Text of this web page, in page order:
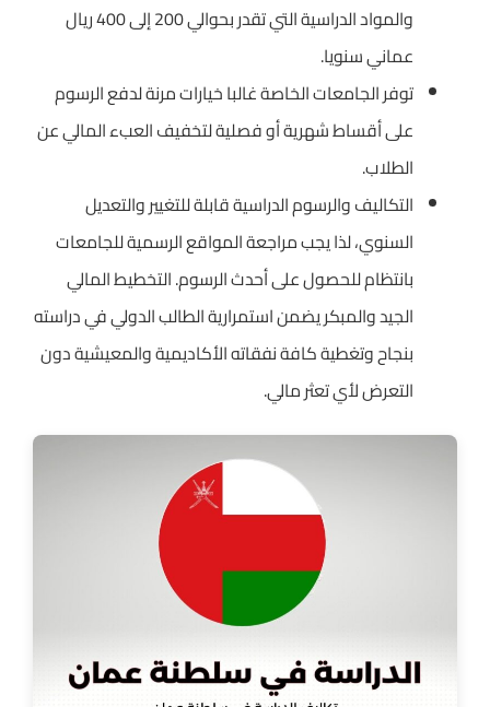
والمواد الدراسية التي تقدر بحوالي 200 إلى 400 ريال
عماني سنويا.
توفر الجامعات الخاصة غالبا خيارات مرنة لدفع الرسوم
على أقساط شهرية أو فصلية لتخفيف العبء المالي عن
الطلاب.
التكاليف والرسوم الدراسية قابلة للتغيير والتعديل
السنوي، لذا يجب مراجعة المواقع الرسمية للجامعات
بانتظام للحصول على أحدث الرسوم. التخطيط المالي
الجيد والمبكر يضمن استمرارية الطالب الدولي في دراسته
بنجاح وتغطية كافة نفقاته الأكاديمية والمعيشية دون
التعرض لأي تعثر مالي.